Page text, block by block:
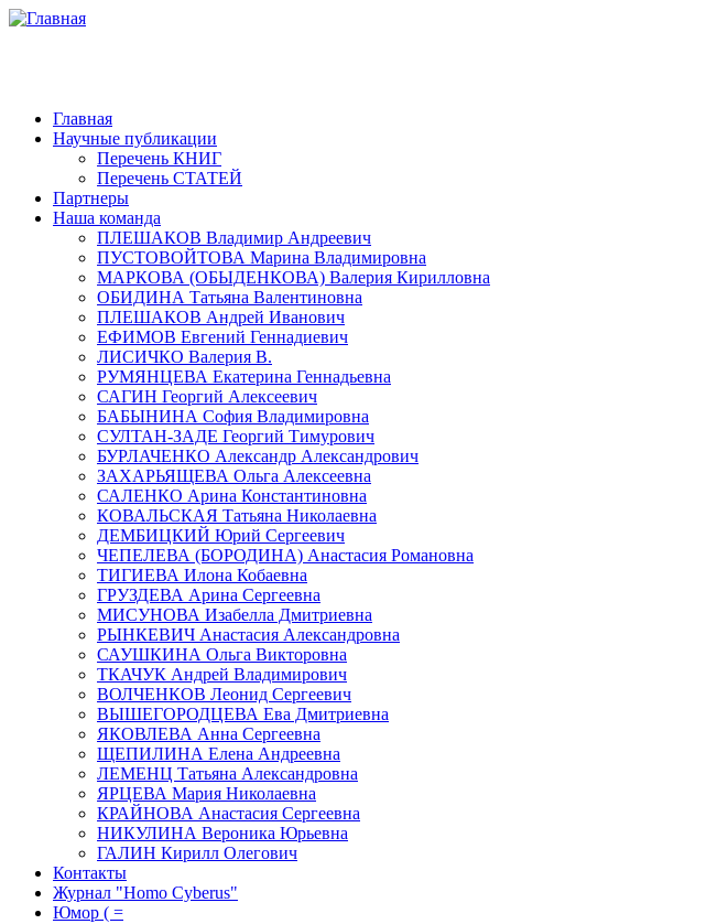
Главная
Научные публикации
Перечень КНИГ
Перечень СТАТЕЙ
Партнеры
Наша команда
ПЛЕШАКОВ Владимир Андреевич
ПУСТОВОЙТОВА Марина Владимировна
МАРКОВА (ОБЫДЕНКОВА) Валерия Кирилловна
ОБИДИНА Татьяна Валентиновна
ПЛЕШАКОВ Андрей Иванович
ЕФИМОВ Евгений Геннадиевич
ЛИСИЧКО Валерия В.
РУМЯНЦЕВА Екатерина Геннадьевна
САГИН Георгий Алексеевич
БАБЫНИНА София Владимировна
СУЛТАН-ЗАДЕ Георгий Тимурович
БУРЛАЧЕНКО Александр Александрович
ЗАХАРЬЯЩЕВА Ольга Алексеевна
САЛЕНКО Арина Константиновна
КОВАЛЬСКАЯ Татьяна Николаевна
ДЕМБИЦКИЙ Юрий Сергеевич
ЧЕПЕЛЕВА (БОРОДИНА) Анастасия Романовна
ТИГИЕВА Илона Кобаевна
ГРУЗДЕВА Арина Сергеевна
МИСУНОВА Изабелла Дмитриевна
РЫНКЕВИЧ Анастасия Александровна
САУШКИНА Ольга Викторовна
ТКАЧУК Андрей Владимирович
ВОЛЧЕНКОВ Леонид Сергеевич
ВЫШЕГОРОДЦЕВА Ева Дмитриевна
ЯКОВЛЕВА Анна Сергеевна
ЩЕПИЛИНА Елена Андреевна
ЛЕМЕНЦ Татьяна Александровна
ЯРЦЕВА Мария Николаевна
КРАЙНОВА Анастасия Сергеевна
НИКУЛИНА Вероника Юрьевна
ГАЛИН Кирилл Олегович
Контакты
Журнал "Homo Cyberus"
Юмор ( =